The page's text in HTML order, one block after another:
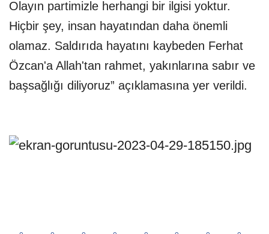
Olayın partimizle herhangi bir ilgisi yoktur.
Hiçbir şey, insan hayatından daha önemli
olamaz. Saldırıda hayatını kaybeden Ferhat
Özcan'a Allah'tan rahmet, yakınlarına sabır ve
başsağlığı diliyoruz” açıklamasına yer verildi.